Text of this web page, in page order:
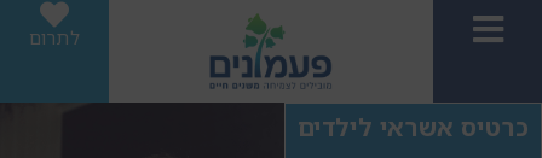
לתרום
כרטיס אשראי לילדים